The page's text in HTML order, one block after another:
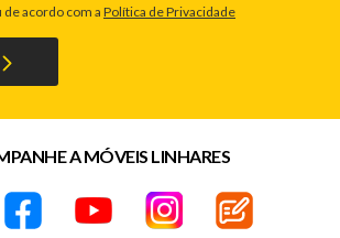
de acordo com a Política de Privacidade
A MÓVEIS LINHARES